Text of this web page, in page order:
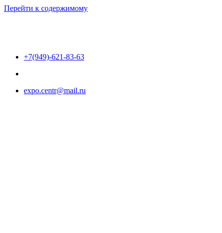
Перейти к содержимому
+7(949)-621-83-63
expo.centr@mail.ru